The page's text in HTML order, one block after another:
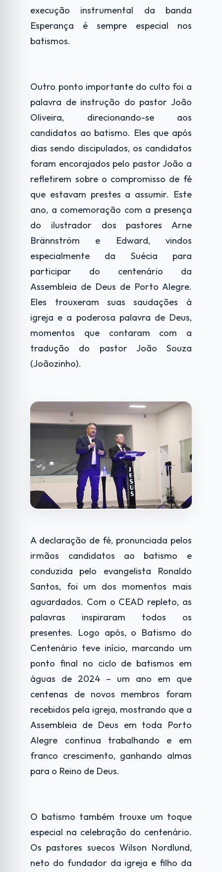
execução instrumental da banda
Esperança é sempre especial nos
batismos.
Outro ponto importante do culto foi a
palavra de instrução do pastor João
Oliveira, direcionando-se aos
candidatos ao batismo. Eles que após
dias sendo discipulados, os candidatos
foram encorajados pelo pastor João a
refletirem sobre o compromisso de fé
que estavam prestes a assumir. Este
ano, a comemoração com a presença
do ilustrador dos pastores Arne
Brännström e Edward, vindos
especialmente da Suécia para
participar do centenário da
Assembleia de Deus de Porto Alegre.
Eles trouxeram suas saudações à
igreja e a poderosa palavra de Deus,
momentos que contaram com a
tradução do pastor João Souza
(Joãozinho).
A declaração de fé, pronunciada pelos
irmãos candidatos ao batismo e
conduzida pelo evangelista Ronaldo
Santos, foi um dos momentos mais
aguardados. Com o CEAD repleto, as
palavras inspiraram todos os
presentes. Logo após, o Batismo do
Centenário teve início, marcando um
ponto final no ciclo de batismos em
águas de 2024 – um ano em que
centenas de novos membros foram
recebidos pela igreja, mostrando que a
Assembleia de Deus em toda Porto
Alegre continua trabalhando e em
franco crescimento, ganhando almas
para o Reino de Deus.
O batismo também trouxe um toque
especial na celebração do centenário.
Os pastores suecos Wilson Nordlund,
neto do fundador da igreja e filho da